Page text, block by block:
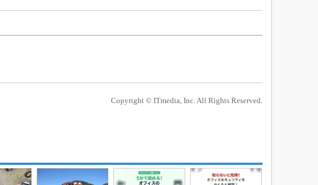
Copyright © ITmedia, Inc. All Rights Reserved.